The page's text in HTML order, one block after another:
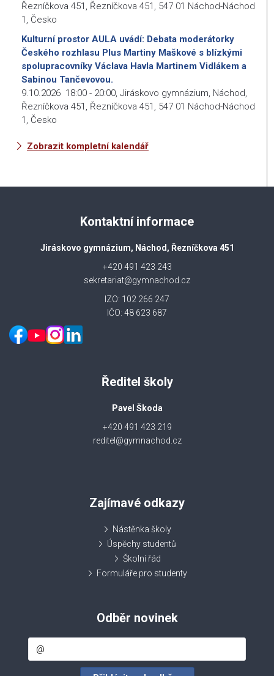
Řezníčkova 451, Řezníčkova 451, 547 01 Náchod-Náchod
1, Česko
Kulturní prostor AULA uvádí: Debata moderátorky
Českého rozhlasu Plus Martiny Maškové s blízkými
spolupracovníky Václava Havla Martinem Vidlákem a
Sabinou Tančevovou.
9.10.2026 18:00 - 20:00, Jiráskovo gymnázium, Náchod,
Řezníčkova 451, Řezníčkova 451, 547 01 Náchod-Náchod
1, Česko
Zobrazit kompletní kalendář
Kontaktní informace
Jiráskovo gymnázium, Náchod, Řezníčkova 451
+420 491 423 243
sekretariat@gymnachod.cz
IZO: 102 266 247
IČO: 48 623 687
Ředitel školy
Pavel Škoda
+420 491 423 219
reditel@gymnachod.cz
Zajímavé odkazy
Nástěnka školy
Úspěchy studentů
Školní řád
Formuláře pro studenty
Odběr novinek